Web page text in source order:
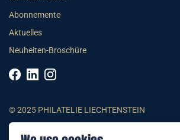
Abonnemente
Aktuelles
Neuheiten-Broschüre
© 2025 PHILATELIE LIECHTENSTEIN
AGB